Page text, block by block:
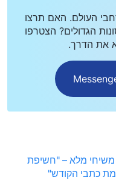
העולם. האם תרצו
הגדולים? הצטרפו
את הדרך.
מלא – "חשיפת
כתבי הקודש"